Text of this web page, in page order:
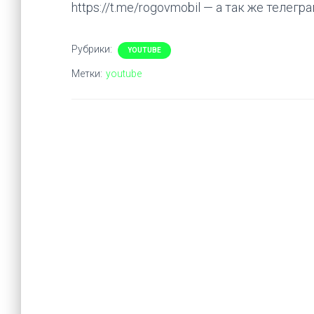
https://t.me/rogovmobil — а так же
Рубрики: YOUTUBE
Метки: youtube